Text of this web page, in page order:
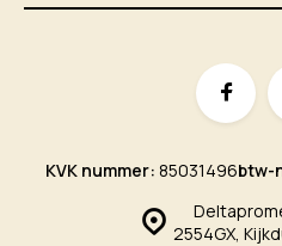
2554GX,
KVK nummer: 85031496btw-